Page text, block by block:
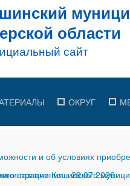
ОКРУГ
и об условиях
назначения-29.07.2026
Кашинского